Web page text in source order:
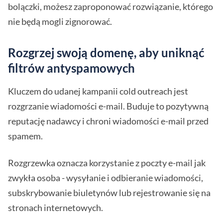
bolączki, możesz zaproponować rozwiązanie, którego
nie będą mogli zignorować.
Rozgrzej swoją domenę, aby uniknąć
filtrów antyspamowych
Kluczem do udanej kampanii cold outreach jest
rozgrzanie wiadomości e-mail. Buduje to pozytywną
reputację nadawcy i chroni wiadomości e-mail przed
spamem.
Rozgrzewka oznacza korzystanie z poczty e-mail jak
zwykła osoba - wysyłanie i odbieranie wiadomości,
subskrybowanie biuletynów lub rejestrowanie się na
stronach internetowych.